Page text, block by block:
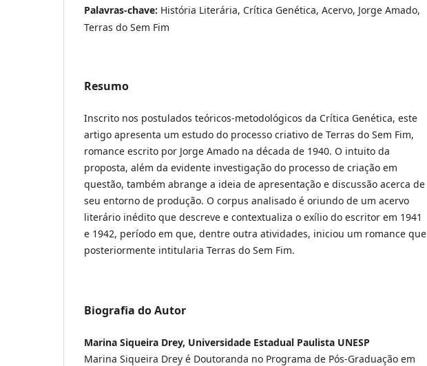
Palavras-chave: História Literária, Crítica Genética, Acervo, Jorge Amado,
Terras do Sem Fim
Resumo
Inscrito nos postulados teóricos-metodológicos da Crítica Genética, este
artigo apresenta um estudo do processo criativo de Terras do Sem Fim,
romance escrito por Jorge Amado na década de 1940. O intuito da
proposta, além da evidente investigação do processo de criação em
questão, também abrange a ideia de apresentação e discussão acerca de
seu entorno de produção. O corpus analisado é oriundo de um acervo
literário inédito que descreve e contextualiza o exílio do escritor em 1941
e 1942, período em que, dentre outra atividades, iniciou um romance que
posteriormente intitularia Terras do Sem Fim.
Biografia do Autor
Marina Siqueira Drey, Universidade Estadual Paulista UNESP
Marina Siqueira Drey é Doutoranda no Programa de Pós-Graduação em